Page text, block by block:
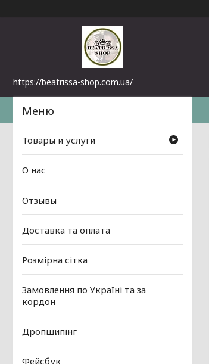
https://beatrissa-shop.com.ua/
Товары и услуги
О нас
Отзывы
Доставка та оплата
Розмірна сітка
Замовлення по Україні та за
кордон
Дропшипінг
Фейсбук